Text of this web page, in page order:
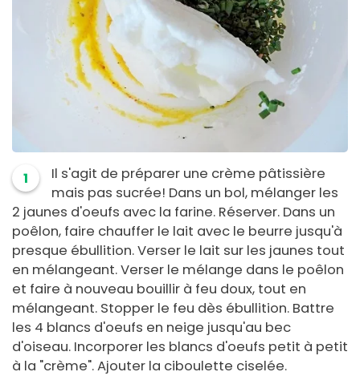
1
Il s'agit de préparer une crème pâtissière
mais pas sucrée! Dans un bol, mélanger les
2 jaunes d'oeufs avec la farine. Réserver. Dans un
poêlon, faire chauffer le lait avec le beurre jusqu'à
presque ébullition. Verser le lait sur les jaunes tout
en mélangeant. Verser le mélange dans le poêlon
et faire à nouveau bouillir à feu doux, tout en
mélangeant. Stopper le feu dès ébullition. Battre
les 4 blancs d'oeufs en neige jusqu'au bec
d'oiseau. Incorporer les blancs d'oeufs petit à petit
à la "crème". Ajouter la ciboulette ciselée.